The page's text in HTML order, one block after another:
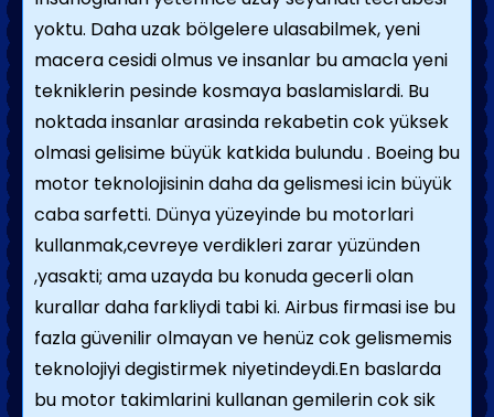
yoktu. Daha uzak bölgelere ulasabilmek, yeni
macera cesidi olmus ve insanlar bu amacla yeni
tekniklerin pesinde kosmaya baslamislardi. Bu
noktada insanlar arasinda rekabetin cok yüksek
olmasi gelisime büyük katkida bulundu . Boeing bu
motor teknolojisinin daha da gelismesi icin büyük
caba sarfetti. Dünya yüzeyinde bu motorlari
kullanmak,cevreye verdikleri zarar yüzünden
,yasakti; ama uzayda bu konuda gecerli olan
kurallar daha farkliydi tabi ki. Airbus firmasi ise bu
fazla güvenilir olmayan ve henüz cok gelismemis
teknolojiyi degistirmek niyetindeydi.En baslarda
bu motor takimlarini kullanan gemilerin cok sik